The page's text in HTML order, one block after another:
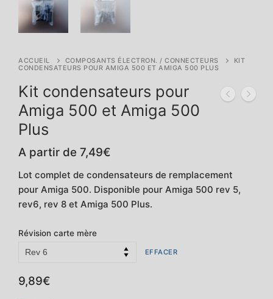
ACCUEIL COMPOSANTS ÉLECTRON. / CONNECTEURS
KIT
CONDENSATEURS POUR AMIGA 500 ET AMIGA 500 PLUS
Kit condensateurs pour
Amiga 500 et Amiga 500
Plus
A partir de 7,49€
Lot complet de condensateurs de remplacement
pour Amiga 500. Disponible pour Amiga 500 rev 5,
rev6, rev 8 et Amiga 500 Plus.
Révision carte mère
EFFACER
9,89€